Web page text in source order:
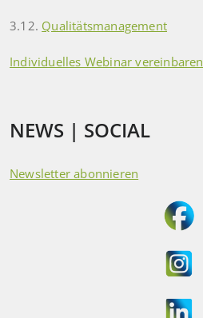
3.12. Qualitätsmanagement
Individuelles Webinar vereinbaren
NEWS | SOCIAL
Newsletter abonnieren